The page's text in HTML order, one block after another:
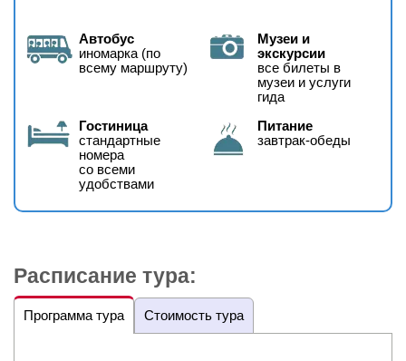
Автобус
иномарка (по
всему маршруту)
Музеи и
экскурсии
все билеты в
музеи и услуги
гида
Гостиница
стандартные
номера
со всеми
удобствами
Питание
завтрак-обеды
Расписание тура:
Программа тура Стоимость тура